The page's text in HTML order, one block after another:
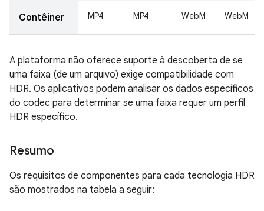
Contêiner MP4 MP4 WebM WebM
A plataforma não oferece suporte à descoberta de se
uma faixa (de um arquivo) exige compatibilidade com
HDR. Os aplicativos podem analisar os dados específicos
do codec para determinar se uma faixa requer um perfil
HDR específico.
Resumo
Os requisitos de componentes para cada tecnologia HDR
são mostrados na tabela a seguir: